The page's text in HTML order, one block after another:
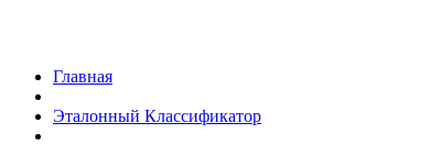
Главная
Эталонный Классификатор